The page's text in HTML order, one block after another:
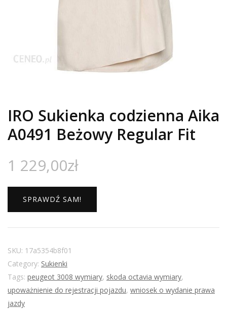
IRO Sukienka codzienna Aika
A0491 Beżowy Regular Fit
1 229,00zł
SPRAWDŹ SAM!
SKU: 17a5354b8f01
Category: Sukienki
Tags: peugeot 3008 wymiary, skoda octavia wymiary,
upoważnienie do rejestracji pojazdu, wniosek o wydanie prawa
jazdy